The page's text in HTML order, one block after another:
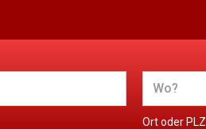
Ort oder PLZ